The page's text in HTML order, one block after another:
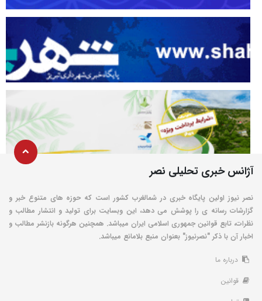
آژانس خبری تحلیلی نصر
نصر نیوز اولین پایگاه خبری در شمالغرب کشور است که حوزه های متنوع خبر و
گزارشات رسانه ی را پوشش می دهد، این وبسایت برای تولید و انتشار مطالب و
نظرات، تابع قوانین جمهوری اسلامی ایران میباشد. همچنین هرگونه بازنشر مطالب و
اخبار آن با ذکر "نصرنیوز" بعنوان منبع بلامانع میباشد.
درباره ما
قوانین